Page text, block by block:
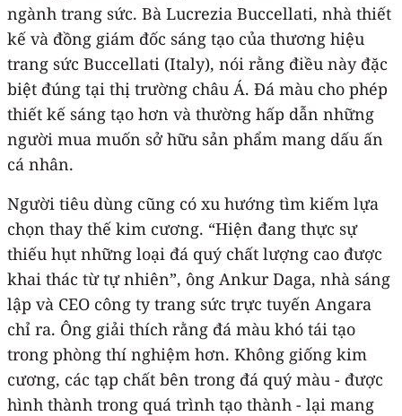
ngành trang sức. Bà Lucrezia Buccellati, nhà thiết
kế và đồng giám đốc sáng tạo của thương hiệu
trang sức Buccellati (Italy), nói rằng điều này đặc
biệt đúng tại thị trường châu Á. Đá màu cho phép
thiết kế sáng tạo hơn và thường hấp dẫn những
người mua muốn sở hữu sản phẩm mang dấu ấn
cá nhân.
Người tiêu dùng cũng có xu hướng tìm kiếm lựa
chọn thay thế kim cương. “Hiện đang thực sự
thiếu hụt những loại đá quý chất lượng cao được
khai thác từ tự nhiên”, ông Ankur Daga, nhà sáng
lập và CEO công ty trang sức trực tuyến Angara
chỉ ra. Ông giải thích rằng đá màu khó tái tạo
trong phòng thí nghiệm hơn. Không giống kim
cương, các tạp chất bên trong đá quý màu - được
hình thành trong quá trình tạo thành - lại mang